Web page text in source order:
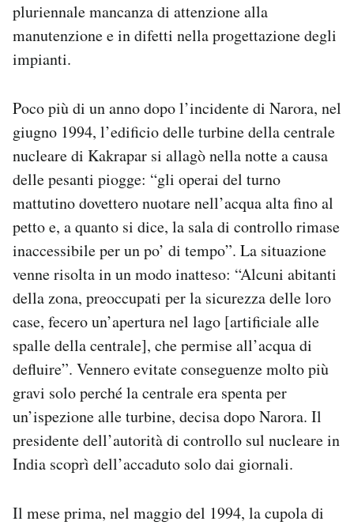
pluriennale mancanza di attenzione alla
manutenzione e in difetti nella progettazione degli
impianti.
Poco più di un anno dopo l’incidente di Narora, nel
giugno 1994, l’edificio delle turbine della centrale
nucleare di Kakrapar si allagò nella notte a causa
delle pesanti piogge: “gli operai del turno
mattutino dovettero nuotare nell’acqua alta fino al
petto e, a quanto si dice, la sala di controllo rimase
inaccessibile per un po’ di tempo”. La situazione
venne risolta in un modo inatteso: “Alcuni abitanti
della zona, preoccupati per la sicurezza delle loro
case, fecero un’apertura nel lago [artificiale alle
spalle della centrale], che permise all’acqua di
defluire”. Vennero evitate conseguenze molto più
gravi solo perché la centrale era spenta per
un’ispezione alle turbine, decisa dopo Narora. Il
presidente dell’autorità di controllo sul nucleare in
India scoprì dell’accaduto solo dai giornali.
Il mese prima, nel maggio del 1994, la cupola di